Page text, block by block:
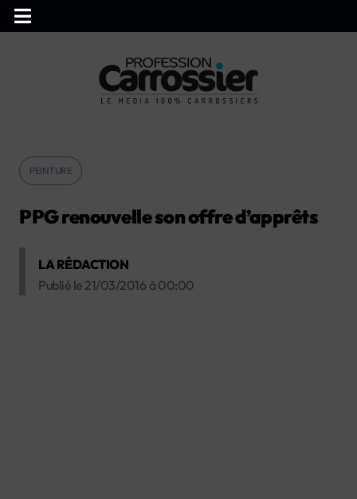
PEINTURE
PPG renouvelle son offre d’apprêts
LA RÉDACTION
Publié le 21/03/2016 à 00:00